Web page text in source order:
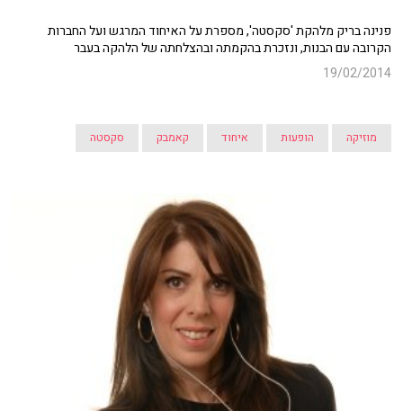
פנינה בריק מלהקת 'סקסטה', מספרת על האיחוד המרגש ועל החברות
הקרובה עם הבנות, ונזכרת בהקמתה ובהצלחתה של הלהקה בעבר
19/02/2014
מוזיקה הופעות איחוד קאמבק סקסטה